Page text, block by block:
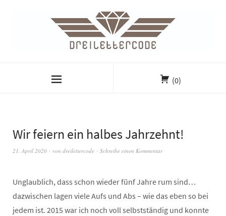
(0)
Wir feiern ein halbes Jahrzehnt!
21. April 2020 von dreilettercode Schreibe einen Kommentar
Unglaublich, dass schon wieder fünf Jahre rum sind…
dazwischen lagen viele Aufs und Abs – wie das eben so bei
jedem ist. 2015 war ich noch voll selbstständig und konnte